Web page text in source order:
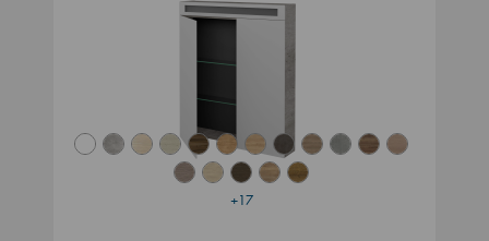
+17